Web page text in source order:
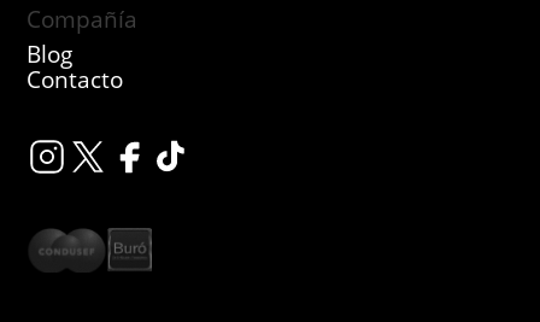
Compañía
Blog
Contacto